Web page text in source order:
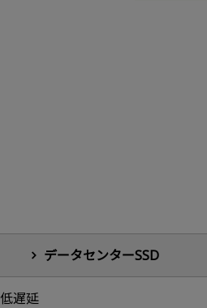
データセンターSSD
低遅延